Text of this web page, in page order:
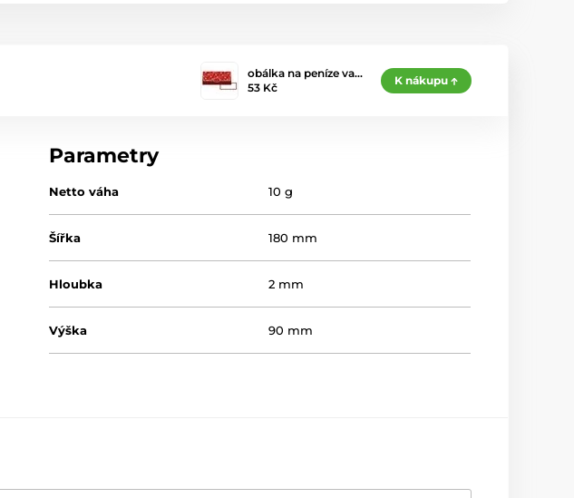
obálka na peníze va…
53 Kč
K nákupu
Parametry
Netto váha 10 g
Šířka 180 mm
Hloubka 2 mm
Výška 90 mm